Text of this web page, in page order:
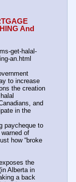
And
get-halal-
an.html
to increase
the creation
and
in the
paycheque to
of
how “broke
the
Alberta in
a back